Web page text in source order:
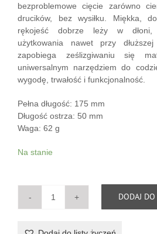
bezproblemowe cięcie zarówno
drucików, bez wysiłku. Miękka,
rękojeść dobrze leży w dłoni,
użytkowania nawet przy
zapobiega ześlizgiwaniu się
uniwersalnym narzędziem do
wygodę, trwałość i funkcjonalność.
Pełna długość: 175 mm
Długość ostrza: 50 mm
Waga: 62 g
Na stanie
ilość
DODAJ